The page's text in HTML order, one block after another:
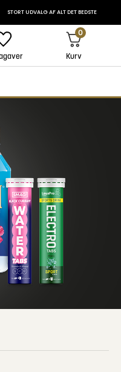
STORT UDVALG AF ALT DET BEDSTE
0
Kurv